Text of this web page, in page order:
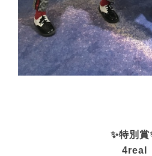
✨特別賞
4real